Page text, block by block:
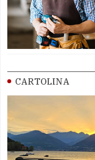
CARTOLINA